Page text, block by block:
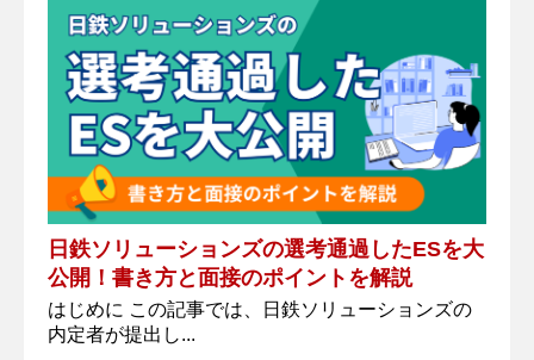
日鉄ソリューションズの選考通過したESを大
公開！書き方と面接のポイントを解説
はじめに この記事では、日鉄ソリューションズの
内定者が提出し...